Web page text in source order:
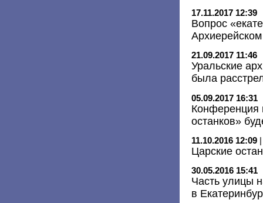
17.11.2017 12:39
Вопрос
21.09.2017 11:46
Уральские
была
05.09.2017 16:31
Конференция
останков»
11.10.2016 12:09
Царские
30.05.2016 15:41
Часть улицы
в